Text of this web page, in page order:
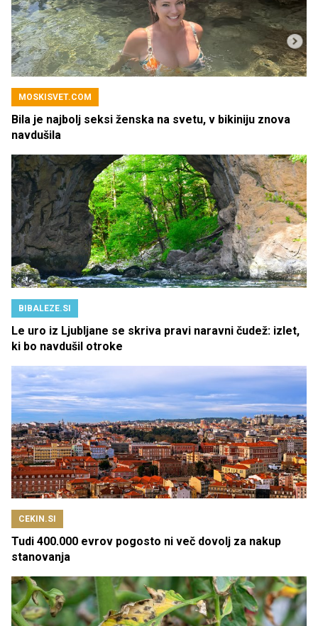
MOSKISVET.COM
Bila je najbolj seksi ženska na svetu, v bikiniju znova
navdušila
BIBALEZE.SI
Le uro iz Ljubljane se skriva pravi naravni čudež: izlet,
ki bo navdušil otroke
CEKIN.SI
Tudi 400.000 evrov pogosto ni več dovolj za nakup
stanovanja